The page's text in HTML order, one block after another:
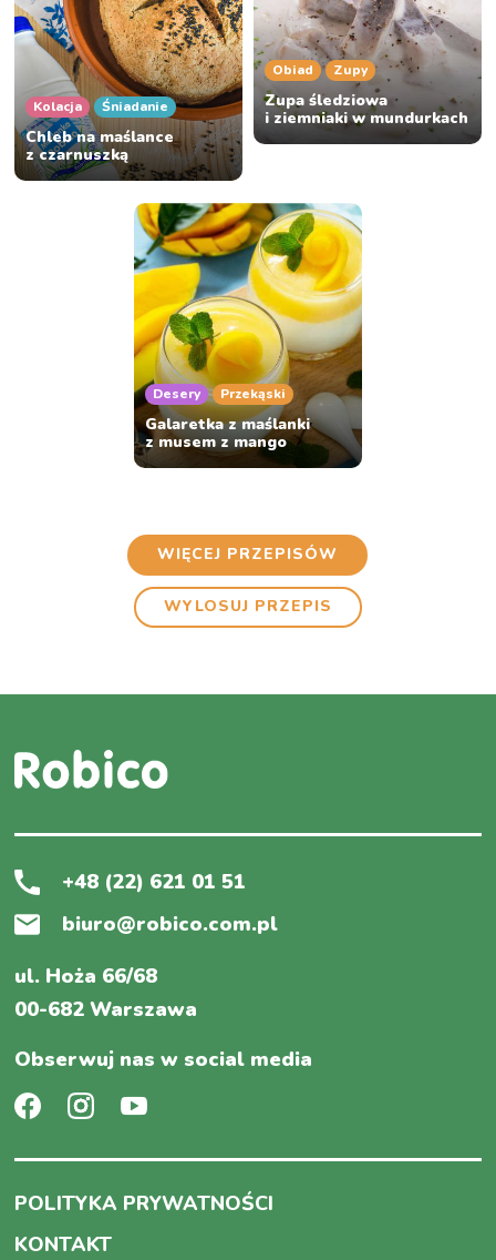
Kolacja Śniadanie
Chleb na maślance
z czarnuszką
Obiad Zupy
Zupa śledziowa
i ziemniaki w mundurkach
Desery Przekąski
Galaretka z maślanki
z musem z mango
WIĘCEJ PRZEPISÓW
WYLOSUJ PRZEPIS
+48 (22) 621 01 51
biuro@robico.com.pl
ul. Hoża 66/68
00-682 Warszawa
Obserwuj nas w social media
POLITYKA PRYWATNOŚCI
KONTAKT